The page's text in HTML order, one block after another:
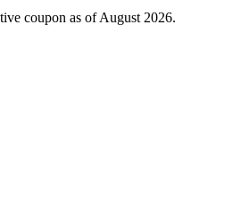
coupon as of August 2026.